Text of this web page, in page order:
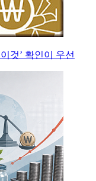
것’ 확인이 우선